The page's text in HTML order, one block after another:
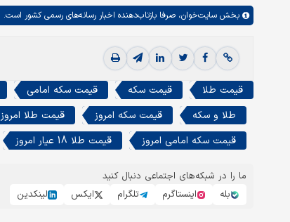
بخش سایت‌خوان، صرفا بازتاب‌دهنده اخبار رسانه‌های رسمی کشور است.
قیمت طلا قیمت سکه قیمت سکه امامی
طلا و سکه
قیمت سکه امروز قیمت طلا امروز
قیمت سکه امامی امروز
قیمت طلا 18 عیار امروز
ما را در شبکه‌های اجتماعی دنبال کنید
بله
اینستاگرم تلگرام ایکس لینکدین